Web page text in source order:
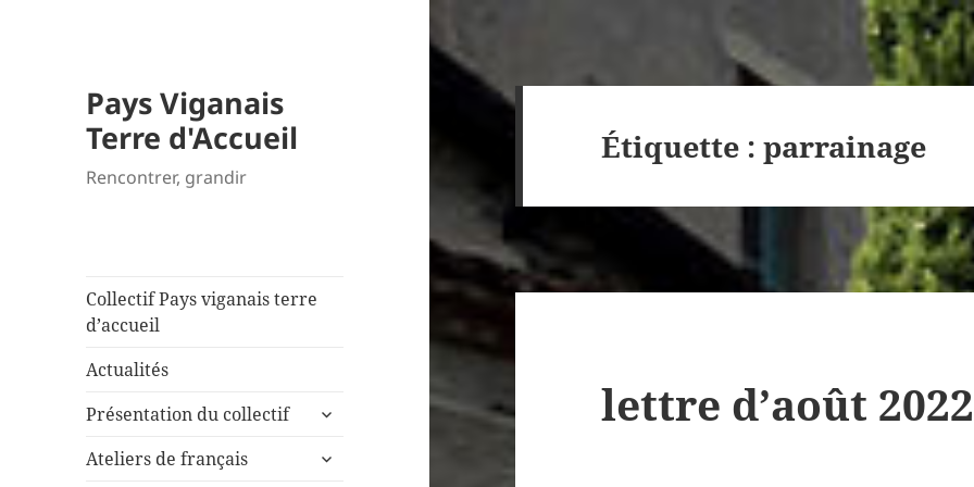
Pays Viganais
Terre d'Accueil
Rencontrer, grandir
Collectif Pays viganais terre
d’accueil
Actualités
Présentation du collectif
ouvrir
sous-
Ateliers de français
ouvrir
Étiquette :parrainage
lettre d’août 2022